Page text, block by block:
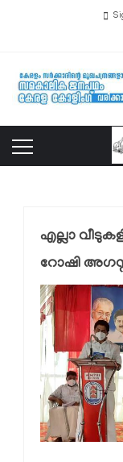
എല്ലാ
റോഷി